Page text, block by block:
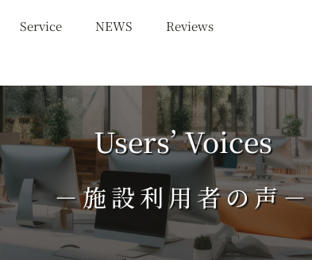
Service NEWS
Reviews
Users’ Voices
－施設利用者の声－